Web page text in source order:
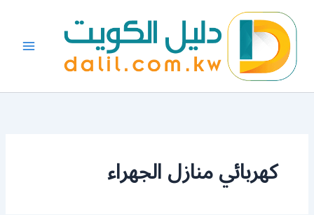
المحتوى
كهربائي منازل الجهراء